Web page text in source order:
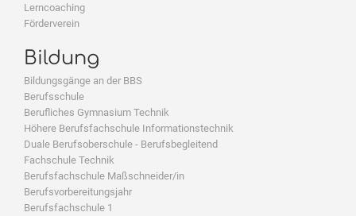
Lerncoaching
Förderverein
Bildung
Bildungsgänge an der BBS
Berufsschule
Berufliches Gymnasium Technik
Höhere Berufsfachschule Informationstechnik
Duale Berufsoberschule - Berufsbegleitend
Fachschule Technik
Berufsfachschule Maßschneider/in
Berufsvorbereitungsjahr
Berufsfachschule 1